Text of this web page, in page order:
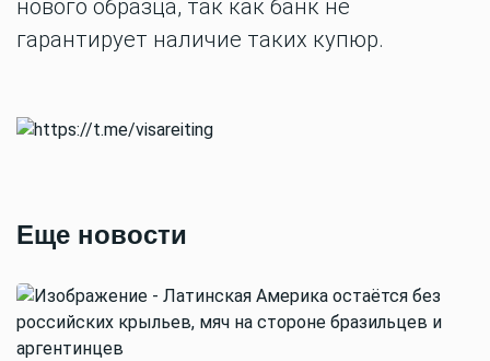
нового образца, так как банк не
гарантирует наличие таких купюр.
Еще новости